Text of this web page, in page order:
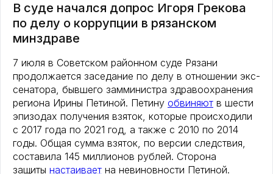
В суде начался допрос Игоря Грекова
по делу о коррупции в рязанском
минздраве
7 июля в Советском районном суде Рязани
продолжается заседание по делу в отношении экс-
сенатора, бывшего замминистра здравоохранения
региона Ирины Петиной. Петину обвиняют в шести
эпизодах получения взяток, которые происходили
с 2017 года по 2021 год, а также с 2010 по 2014
годы. Общая сумма взяток, по версии следствия,
составила 145 миллионов рублей. Сторона
защиты настаивает на невиновности Петиной.